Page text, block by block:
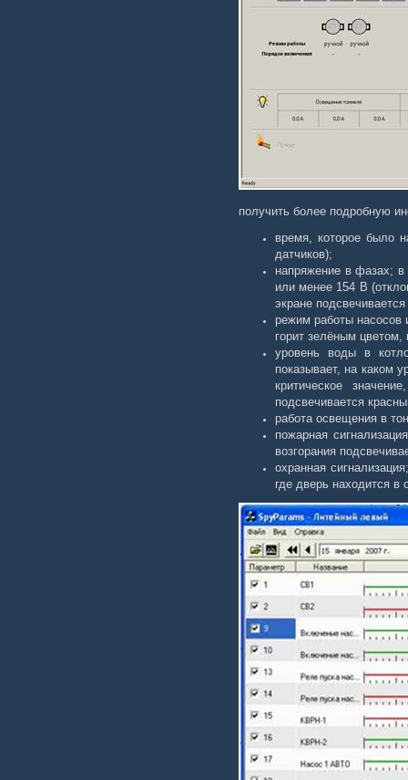
получить более подробную
время, которое было
датчиков);
напряжение в фазах;
или менее 154 В
экране
режим работы насосов
горит зелёным цветом,
уровень воды в
показывает, на каком
критическое
подсвечивается
работа освещения в
пожарная
возгорания
охранная
где дверь находится в